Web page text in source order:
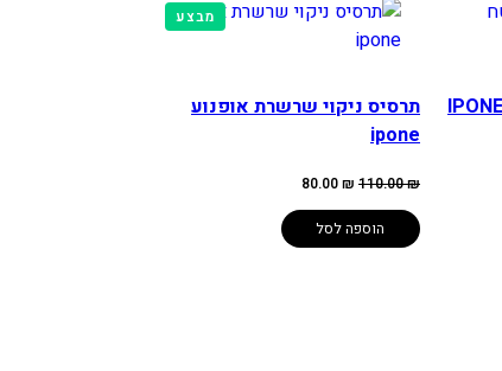
מבצעמוצרים
במבצע
תרסיס ניקוי שרשרת אופנוע
ipone
110.00₪ המחיר
היה:
110.00 ₪.
80.00₪
הוא:
80.00 ₪. הוספה לסל